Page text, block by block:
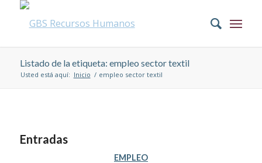
Listado de la etiqueta: empleo sector textil
Usted está aquí: Inicio / empleo sector textil
Entradas
EMPLEO